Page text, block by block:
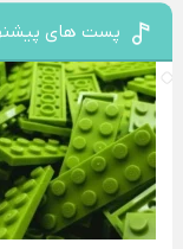
پست های